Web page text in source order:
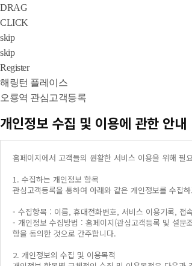
DRAG
CLICK
skip
skip
Register
해링턴 플레이스
오룡역 관심고객등록